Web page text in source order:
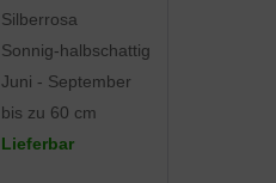
Silberrosa
Sonnig-halbschattig
Juni - September
bis zu 60 cm
Lieferbar